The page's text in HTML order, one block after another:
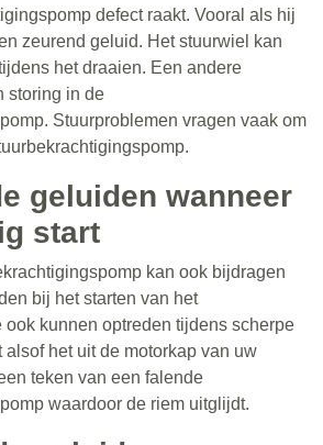
defect raakt. Vooral als hij
zeurend geluid. Het stuurwiel kan
het draaien. Een andere
storing in de
Stuurproblemen vragen vaak om
geluiden wanneer
start
kan ook bijdragen
bij het starten van het
kunnen optreden tijdens scherpe
alsof het uit de motorkap van uw
teken van een falende
waardoor de riem uitglijdt.